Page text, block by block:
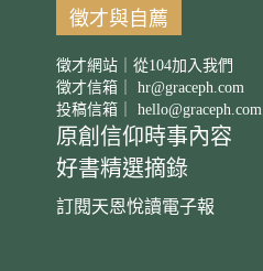
徵才與自薦
徵才網站｜從104加入我們
徵才信箱｜ hr@graceph.com
投稿信箱｜ hello@graceph.com
原創信仰時事內容
好書精選摘錄
訂閱天恩悅讀電子報